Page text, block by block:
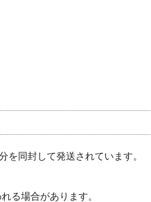
を同封して発送されています。
る場合があります。